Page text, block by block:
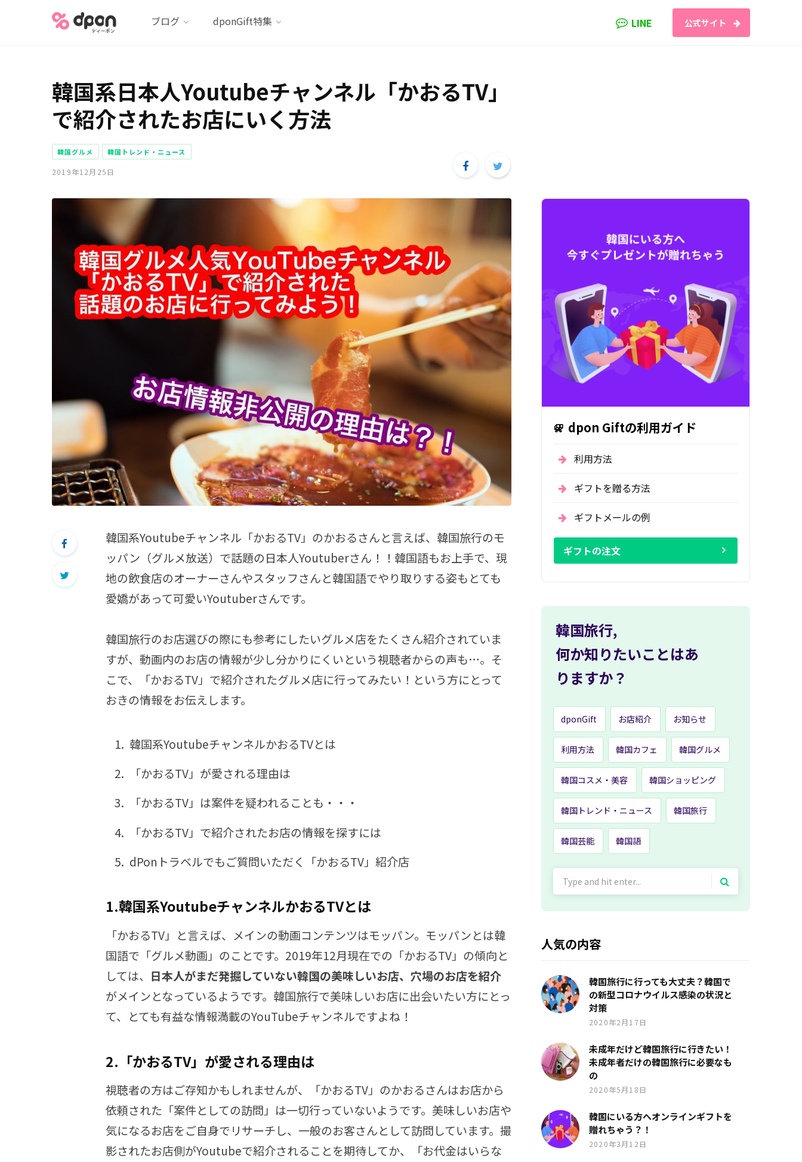
ブログ dponGift特集 LINE 公式サイト
韓国グルメ 韓国トレンド・ニュース
韓国系日本人Youtubeチャンネル「かおるTV」
で紹介されたお店にいく方法
2019年12月25日
韓国系Youtubeチャンネル「かおるTV」のかおるさんと言えば、韓国旅行のモ
ッパン（グルメ放送）で話題の日本人Youtuberさん！！韓国語もお上手で、現
地の飲食店のオーナーさんやスタッフさんと韓国語でやり取りする姿もとても
愛嬌があって可愛いYoutuberさんです。
韓国旅行のお店選びの際にも参考にしたいグルメ店をたくさん紹介されていま
すが、動画内のお店の情報が少し分かりにくいという視聴者からの声も…。そ
こで、「かおるTV」で紹介されたグルメ店に行ってみたい！という方にとって
おきの情報をお伝えします。
韓国系YoutubeチャンネルかおるTVとは
「かおるTV」が愛される理由は
「かおるTV」は案件を疑われることも・・・
「かおるTV」で紹介されたお店の情報を探すには
dPonトラベルでもご質問いただく「かおるTV」紹介店
1.韓国系YoutubeチャンネルかおるTVとは
「かおるTV」と言えば、メインの動画コンテンツはモッパン。モッパンとは韓
国語で「グルメ動画」のことです。2019年12月現在での「かおるTV」の傾向と
しては、 日本人がまだ発掘していない韓国の美味しいお店、穴場のお店を紹介
がメインとなっているようです。韓国旅行で美味しいお店に出会いたい方にとっ
て、とても有益な情報満載のYouTubeチャンネルですよね！
2.「かおるTV」が愛される理由は
視聴者の方はご存知かもしれませんが、「かおるTV」のかおるさんはお店から
依頼された「案件としての訪問」は一切行っていないようです。美味しいお店や
気になるお店をご自身でリサーチし、一般のお客さんとして訪問しています。撮
影されたお店側がYoutubeで紹介されることを期待してか、「お代金はいらな
dpon Giftの利用ガイド
利用方法
ギフトを贈る方法
ギフトメールの例
ギフトの注文
韓国旅行,
何か知りたいことはあ
りますか？
dponGift お店紹介 お知らせ
利用方法 韓国カフェ 韓国グルメ
韓国コスメ・美容 韓国ショッピング
韓国トレンド・ニュース 韓国旅行
韓国芸能 韓国語
人気の内容
韓国旅行に行っても大丈夫？韓国で
の新型コロナウイルス感染の状況と
対策
2020年2月17日
未成年だけど韓国旅行に行きたい！
未成年者だけの韓国旅行に必要なも
の
2020年5月18日
韓国にいる方へオンラインギフトを
贈れちゃう？！
2020年3月12日